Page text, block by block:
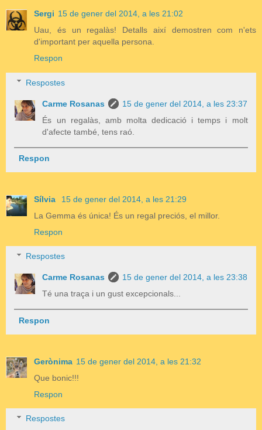
Sergi 15 de gener del 2014, a les 21:02
Uau, és un regalàs! Detalls així demostren com n'ets
d'important per aquella persona.
Respon
Respostes
Carme Rosanas
15 de gener del 2014, a les 23:37
És un regalàs, amb molta dedicació i temps i molt
d'afecte també, tens raó.
Respon
Sílvia
15 de gener del 2014, a les 21:29
La Gemma és única! És un regal preciós, el millor.
Respon
Respostes
Carme Rosanas
15 de gener del 2014, a les 23:38
Té una traça i un gust excepcionals...
Respon
Gerònima 15 de gener del 2014, a les 21:32
Que bonic!!!
Respon
Respostes